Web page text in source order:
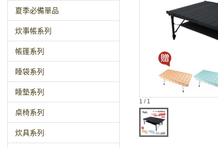
夏季必備單品
炊事帳系列
帳篷系列
睡袋系列
睡墊系列
桌椅系列
炊具系列
1 / 1